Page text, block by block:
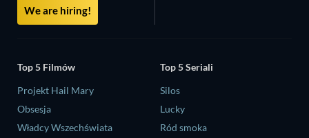
We are hiring!
Top 5 Filmów
Projekt Hail Mary
Obsesja
Władcy Wszechświata
Top 5 Seriali
Silos
Lucky
Ród smoka